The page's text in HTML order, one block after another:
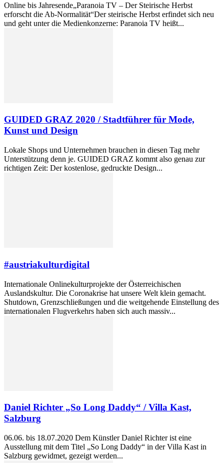
Online bis Jahresende„Paranoia TV – Der Steirische Herbst
erforscht die Ab-Normalität“Der steirische Herbst erfindet sich neu
und geht unter die Medienkonzerne: Paranoia TV heißt...
GUIDED GRAZ 2020 / Stadtführer für Mode,
Kunst und Design
Lokale Shops und Unternehmen brauchen in diesen Tag mehr
Unterstützung denn je. GUIDED GRAZ kommt also genau zur
richtigen Zeit: Der kostenlose, gedruckte Design...
#austriakulturdigital
Internationale Onlinekulturprojekte der Österreichischen
Auslandskultur. Die Coronakrise hat unsere Welt klein gemacht.
Shutdown, Grenzschließungen und die weitgehende Einstellung des
internationalen Flugverkehrs haben sich auch massiv...
Daniel Richter „So Long Daddy“ / Villa Kast,
Salzburg
06.06. bis 18.07.2020 Dem Künstler Daniel Richter ist eine
Ausstellung mit dem Titel „So Long Daddy“ in der Villa Kast in
Salzburg gewidmet, gezeigt werden...